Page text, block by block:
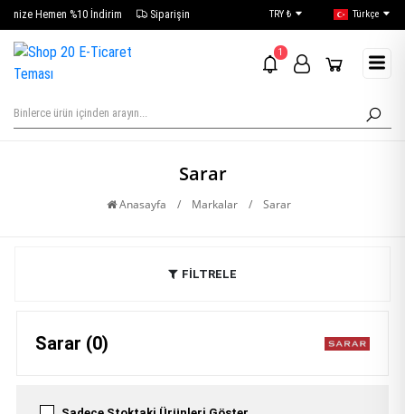
İlk Siparişinize Hemen %10 İndirim Siparişim Nerede?
TRY ₺ Türkçe
1
Sarar
Anasayfa / Markalar / Sarar
FİLTRELE
Sarar (0)